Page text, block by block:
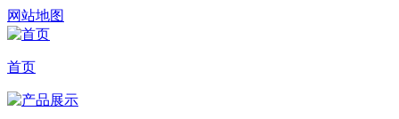
网站地图
首页